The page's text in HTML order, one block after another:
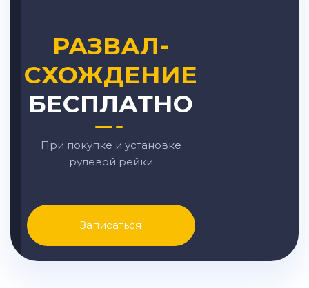
РАЗВАЛ-
СХОЖДЕНИЕ
БЕСПЛАТНО
При покупке и установке
рулевой рейки
Записаться